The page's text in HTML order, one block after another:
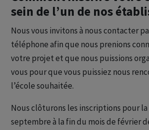
sein de l’un de nos
Nous vous invitons à nous contacter
téléphone afin que nous prenions
votre projet et que nous puissions
vous pour que vous puissiez nous
l’école souhaitée.
Nous clôturons les inscriptions pour
septembre à la fin du mois de février